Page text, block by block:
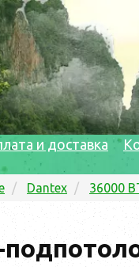
и доставка
Dantex 36000